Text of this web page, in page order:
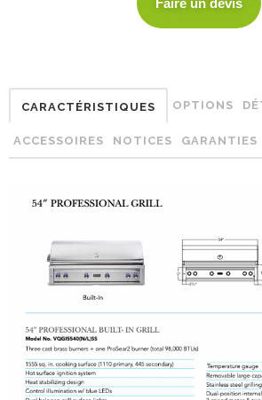
CARACTÉRISTIQUES OPTIONS
ACCESSOIRES NOTICES GARANTIES